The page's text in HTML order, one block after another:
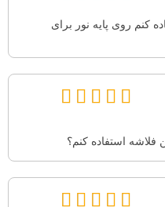
کنم روی پایه نور برای